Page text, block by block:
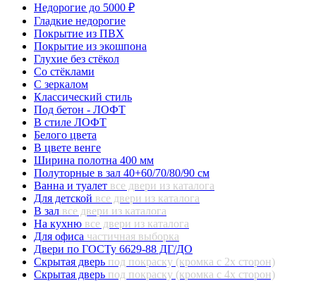
Недорогие до 5000 ₽
Гладкие недорогие
Покрытие из ПВХ
Покрытие из экошпона
Глухие без стёкол
Со стёклами
С зеркалом
Классический стиль
Под бетон - ЛОФТ
В стиле ЛОФТ
Белого цвета
В цвете венге
Ширина полотна 400 мм
Полуторные в зал 40+60/70/80/90 см
Ванна и туалет все двери из каталога
Для детской все двери из каталога
В зал все двери из каталога
На кухню все двери из каталога
Для офиса частичная выборка
Двери по ГОСТу 6629-88 ДГ/ДО
Скрытая дверь под покраску (кромка с 2х сторон)
Скрытая дверь под покраску (кромка с 4х сторон)